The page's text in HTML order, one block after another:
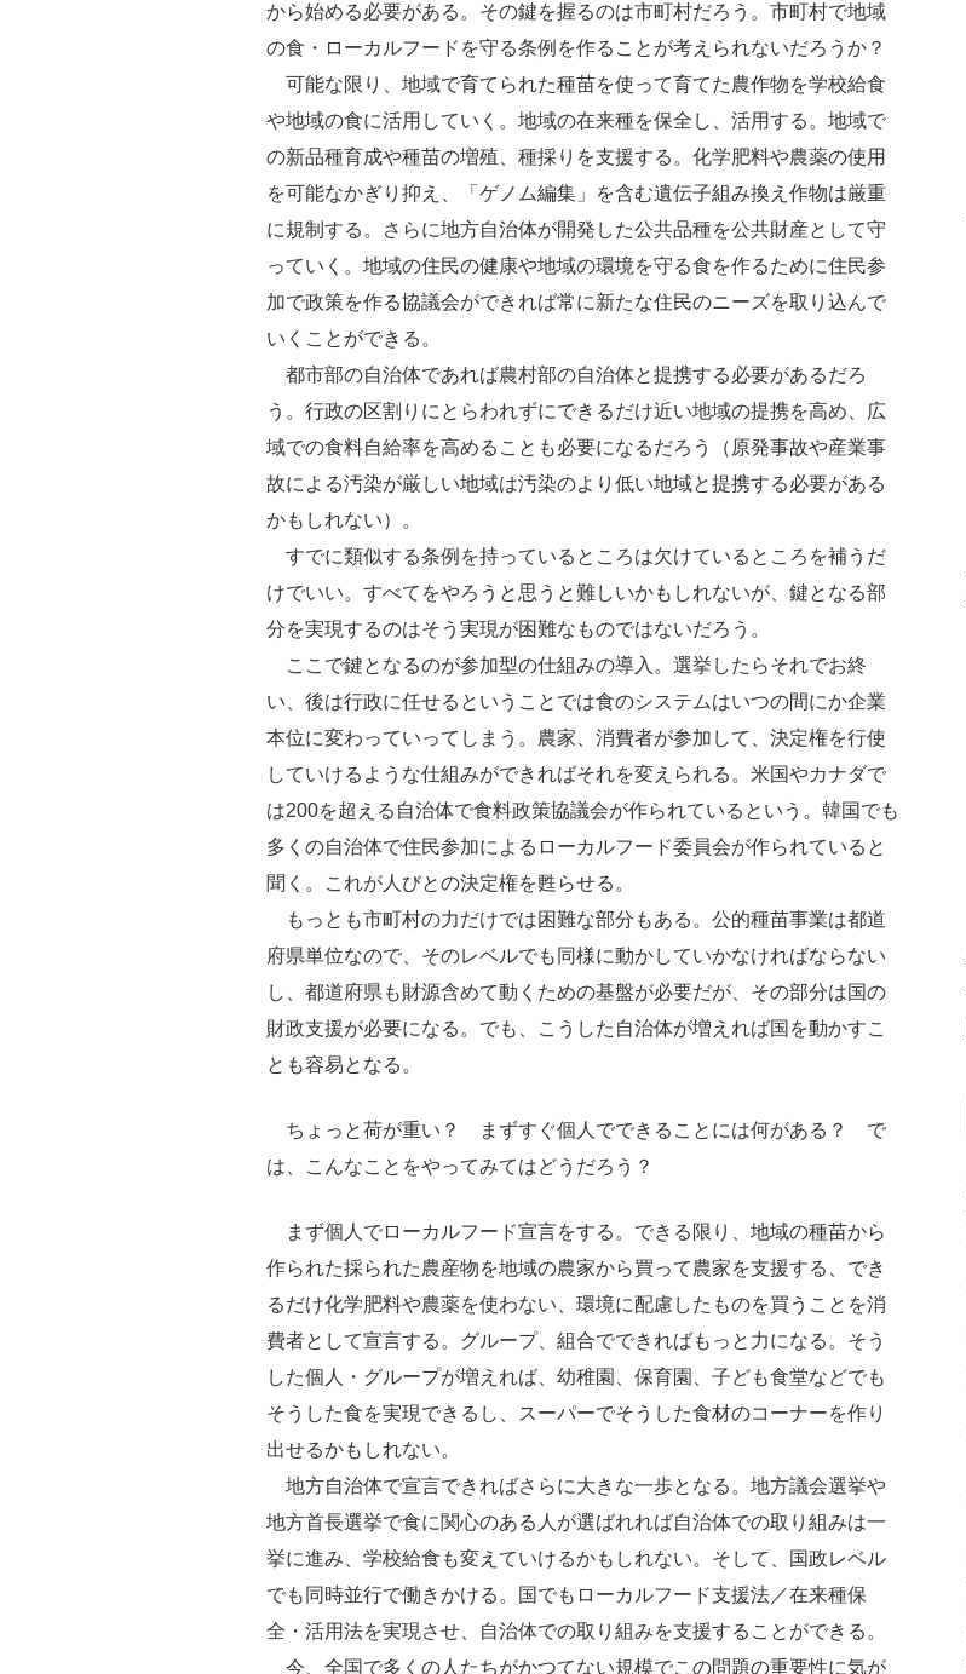
から始める必要がある。その鍵を握るのは市町村だろう。市町村で地域
の食・ローカルフードを守る条例を作ることが考えられないだろうか？
可能な限り、地域で育てられた種苗を使って育てた農作物を学校給食
や地域の食に活用していく。地域の在来種を保全し、活用する。地域で
の新品種育成や種苗の増殖、種採りを支援する。化学肥料や農薬の使用
を可能なかぎり抑え、「ゲノム編集」を含む遺伝子組み換え作物は厳重
に規制する。さらに地方自治体が開発した公共品種を公共財産として守
っていく。地域の住民の健康や地域の環境を守る食を作るために住民参
加で政策を作る協議会ができれば常に新たな住民のニーズを取り込んで
いくことができる。
都市部の自治体であれば農村部の自治体と提携する必要があるだろ
う。行政の区割りにとらわれずにできるだけ近い地域の提携を高め、広
域での食料自給率を高めることも必要になるだろう（原発事故や産業事
故による汚染が厳しい地域は汚染のより低い地域と提携する必要がある
かもしれない）。
すでに類似する条例を持っているところは欠けているところを補うだ
けでいい。すべてをやろうと思うと難しいかもしれないが、鍵となる部
分を実現するのはそう実現が困難なものではないだろう。
ここで鍵となるのが参加型の仕組みの導入。選挙したらそれでお終
い、後は行政に任せるということでは食のシステムはいつの間にか企業
本位に変わっていってしまう。農家、消費者が参加して、決定権を行使
していけるような仕組みができればそれを変えられる。米国やカナダで
は200を超える自治体で食料政策協議会が作られているという。韓国でも
多くの自治体で住民参加によるローカルフード委員会が作られていると
聞く。これが人びとの決定権を甦らせる。
もっとも市町村の力だけでは困難な部分もある。公的種苗事業は都道
府県単位なので、そのレベルでも同様に動かしていかなければならない
し、都道府県も財源含めて動くための基盤が必要だが、その部分は国の
財政支援が必要になる。でも、こうした自治体が増えれば国を動かすこ
とも容易となる。
ちょっと荷が重い？ まずすぐ個人でできることには何がある？ で
は、こんなことをやってみてはどうだろう？
まず個人でローカルフード宣言をする。できる限り、地域の種苗から
作られた採られた農産物を地域の農家から買って農家を支援する、でき
るだけ化学肥料や農薬を使わない、環境に配慮したものを買うことを消
費者として宣言する。グループ、組合でできればもっと力になる。そう
した個人・グループが増えれば、幼稚園、保育園、子ども食堂などでも
そうした食を実現できるし、スーパーでそうした食材のコーナーを作り
出せるかもしれない。
地方自治体で宣言できればさらに大きな一歩となる。地方議会選挙や
地方首長選挙で食に関心のある人が選ばれれば自治体での取り組みは一
挙に進み、学校給食も変えていけるかもしれない。そして、国政レベル
でも同時並行で働きかける。国でもローカルフード支援法／在来種保
全・活用法を実現させ、自治体での取り組みを支援することができる。
今、全国で多くの人たちがかつてない規模でこの問題の重要性に気が